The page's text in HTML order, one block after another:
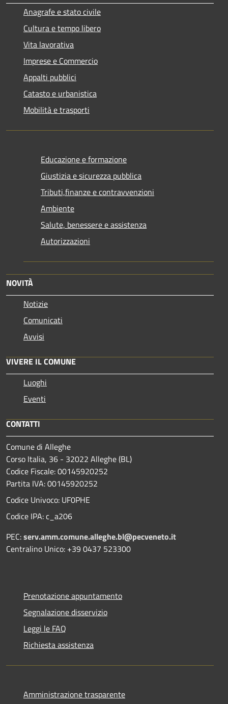
Anagrafe e stato civile
Cultura e tempo libero
Vita lavorativa
Imprese e Commercio
Appalti pubblici
Catasto e urbanistica
Mobilità e trasporti
Educazione e formazione
Giustizia e sicurezza pubblica
Tributi,finanze e contravvenzioni
Ambiente
Salute, benessere e assistenza
Autorizzazioni
NOVITÀ
Notizie
Comunicati
Avvisi
VIVERE IL COMUNE
Luoghi
Eventi
CONTATTI
Comune di Alleghe
Corso Italia, 36 - 32022 Alleghe (BL)
Codice Fiscale: 00145920252
Partita IVA: 00145920252
Codice Univoco: UF0PHE
Codice IPA: c_a206
PEC:serv.amm.comune.alleghe.bl@pecveneto.it
Centralino Unico: +39 0437 523300
Prenotazione appuntamento
Segnalazione disservizio
Leggi le FAQ
Richiesta assistenza
Amministrazione trasparente